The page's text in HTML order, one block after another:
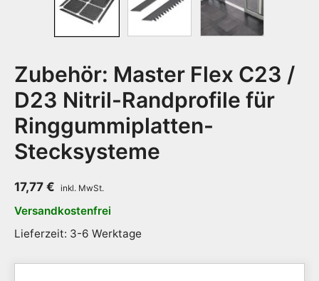
Zubehör: Master Flex C23 /
D23 Nitril-Randprofile für
Ringgummiplatten-
Stecksysteme
17,77 €
Versandkostenfrei
Lieferzeit: 3-6 Werktage